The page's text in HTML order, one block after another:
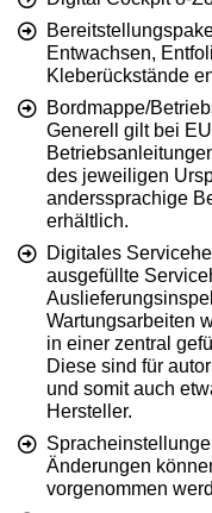
Entwachsen,
Kleberückstände
Bordmappe/
Generell gilt bei
des jeweiligen
anderssprachige
erhältlich.
Digitales
ausgefüllte
Wartungsarbeiten
in einer zentral
Diese sind für
und somit auch
Hersteller.
Änderungen
vorgenommen